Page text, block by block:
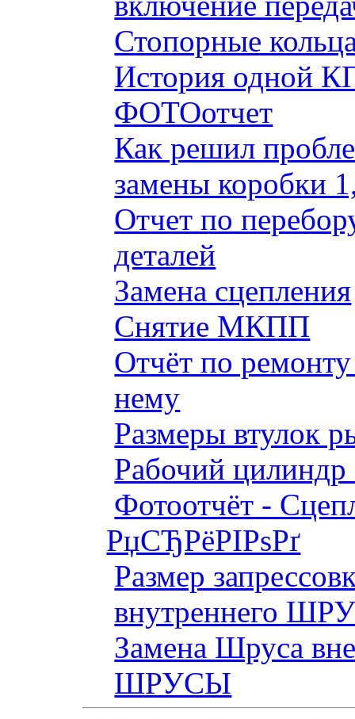
Стопорные
История одной
ФОТОотчет
Как решил
замены коробки
Отчет по
деталей
Замена сцепления
Снятие МКПП
Отчёт по
нему
Размеры втулок
Рабочий цилиндр
Фотоотчёт -
РџСЂРёРІРѕРґ
Размер
внутреннего
Замена Шруса
ШРУСЫ